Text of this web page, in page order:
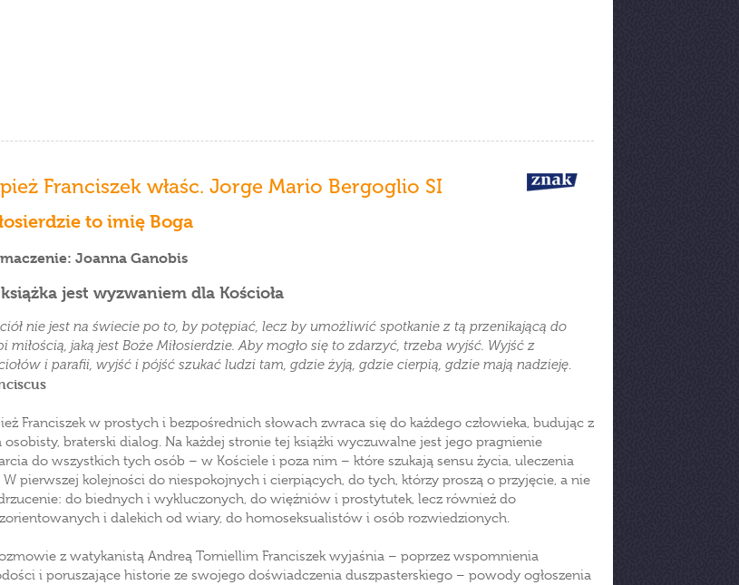
Franciszek właśc. Jorge Mario Bergoglio SI
to imię Boga
Joanna Ganobis
jest wyzwaniem dla Kościoła
nie jest na świecie po to, by potępiać, lecz by umożliwić spotkanie z tą przenikającą do
miłością, jaką jest Boże Miłosierdzie. Aby mogło się to zdarzyć, trzeba wyjść. Wyjść z
i parafii, wyjść i pójść szukać ludzi tam, gdzie żyją, gdzie cierpią, gdzie mają nadzieję.
Franciszek w prostych i bezpośrednich słowach zwraca się do każdego człowieka, budując z
osobisty, braterski dialog. Na każdej stronie tej książki wyczuwalne jest jego pragnienie
do wszystkich tych osób – w Kościele i poza nim – które szukają sensu życia, uleczenia
W pierwszej kolejności do niespokojnych i cierpiących, do tych, którzy proszą o przyjęcie, a nie
do biednych i wykluczonych, do więźniów i prostytutek, lecz również do
i dalekich od wiary, do homoseksualistów i osób rozwiedzionych.
z watykanistą Andreą Torniellim Franciszek wyjaśnia – poprzez wspomnienia
i poruszające historie ze swojego doświadczenia duszpasterskiego – powody ogłoszenia